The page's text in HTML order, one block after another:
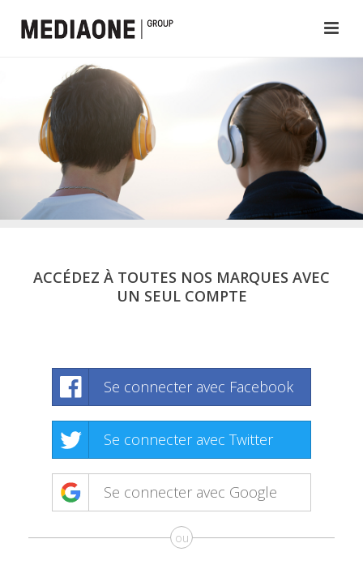
ACCÉDEZ À TOUTES NOS MARQUES AVEC
UN SEUL COMPTE
Se connecter avec Facebook
Se connecter avec Twitter
Se connecter avec Google
ou